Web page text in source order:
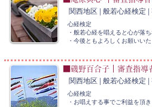
関西地区 | 般若心経検定 |
心経検定
・般若心経を唱えると心が落ち
・今後ともよろしくお願いい
■磯野百合子｜審査指導
関西地区 | 般若心経検定 |
心経検定
・お唱えする事でご利益を頂き